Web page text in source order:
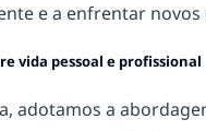
e a enfrentar novos
vida pessoal e profissional
adotamos a